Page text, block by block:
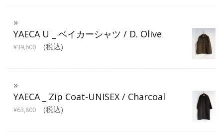
YAECA U _ ベイカーシャツ / D. Olive
¥39,600 (税込)
YAECA _ Zip Coat-UNISEX / Charcoal
¥63,800 (税込)